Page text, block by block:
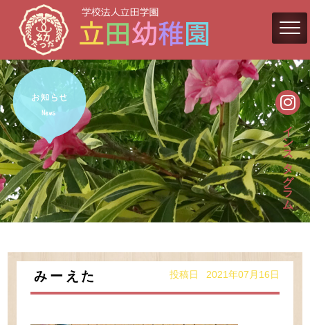
みーえた 投稿日 2021年07月16日
インスタグラム